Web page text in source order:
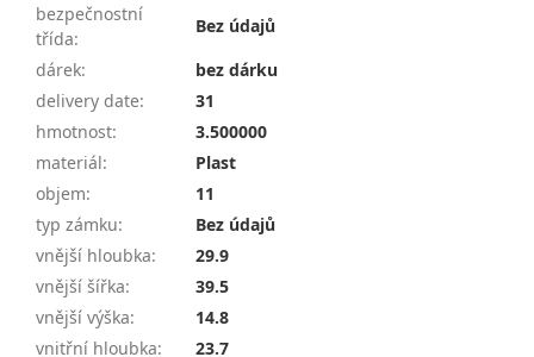
bezpečnostní
třída:
Bez údajů
dárek:
bez dárku
delivery date:
31
hmotnost:
3.500000
materiál:
Plast
objem:
11
typ zámku:
Bez údajů
vnější hloubka:
29.9
vnější šířka:
39.5
vnější výška:
14.8
vnitřní hloubka:
23.7